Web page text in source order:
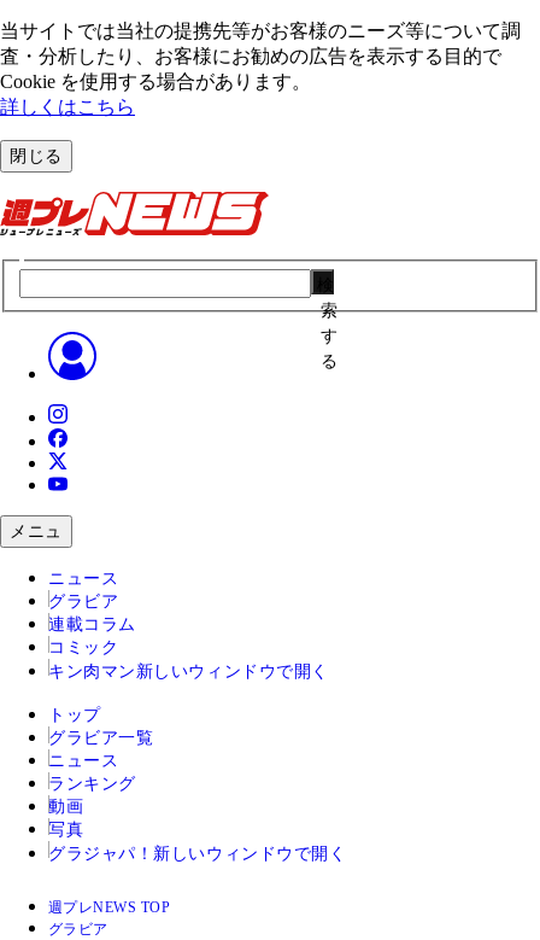
当サイトでは当社の提携先等がお客様のニーズ等について調
査・分析したり、お客様にお勧めの広告を表⽰する⽬的で
Cookie を使⽤する場合があります。
詳しくはこちら
閉じる
索
す
る
メニュ
ニュース
グラビア
連載コラム
コミック
キン肉マン 新しいウィンドウで開く
トップ
グラビア一覧
ニュース
ランキング
動画
写真
グラジャパ！ 新しいウィンドウで開く
週プレNEWS TOP
グラビア